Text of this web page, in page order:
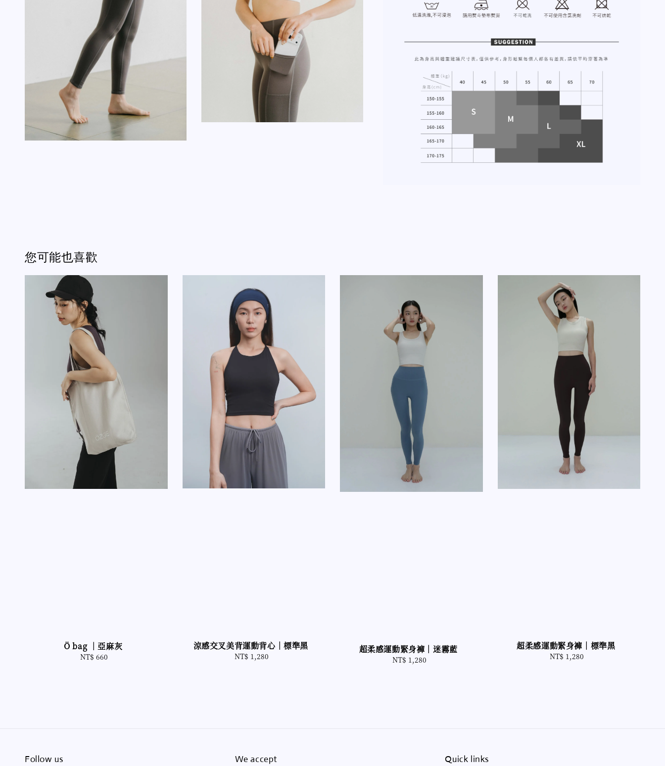
您可能也喜歡
Ö bag ｜亞麻灰
Regular
NT$ 660
涼感交叉美背運動背心｜標準黑
Regular
NT$ 1,280
超柔感運動緊身褲｜迷霧藍
Regular
NT$ 1,280
超柔感運動緊身褲｜標準黑
Regular
NT$ 1,280
Follow us We accept Quick links